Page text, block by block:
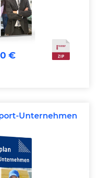
€
Unternehmen